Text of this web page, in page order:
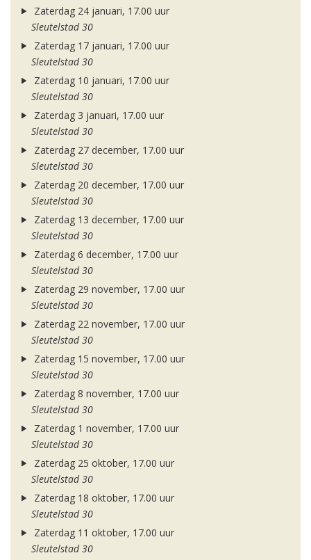
Zaterdag 24 januari, 17.00 uur
Sleutelstad 30
Zaterdag 17 januari, 17.00 uur
Sleutelstad 30
Zaterdag 10 januari, 17.00 uur
Sleutelstad 30
Zaterdag 3 januari, 17.00 uur
Sleutelstad 30
Zaterdag 27 december, 17.00 uur
Sleutelstad 30
Zaterdag 20 december, 17.00 uur
Sleutelstad 30
Zaterdag 13 december, 17.00 uur
Sleutelstad 30
Zaterdag 6 december, 17.00 uur
Sleutelstad 30
Zaterdag 29 november, 17.00 uur
Sleutelstad 30
Zaterdag 22 november, 17.00 uur
Sleutelstad 30
Zaterdag 15 november, 17.00 uur
Sleutelstad 30
Zaterdag 8 november, 17.00 uur
Sleutelstad 30
Zaterdag 1 november, 17.00 uur
Sleutelstad 30
Zaterdag 25 oktober, 17.00 uur
Sleutelstad 30
Zaterdag 18 oktober, 17.00 uur
Sleutelstad 30
Zaterdag 11 oktober, 17.00 uur
Sleutelstad 30